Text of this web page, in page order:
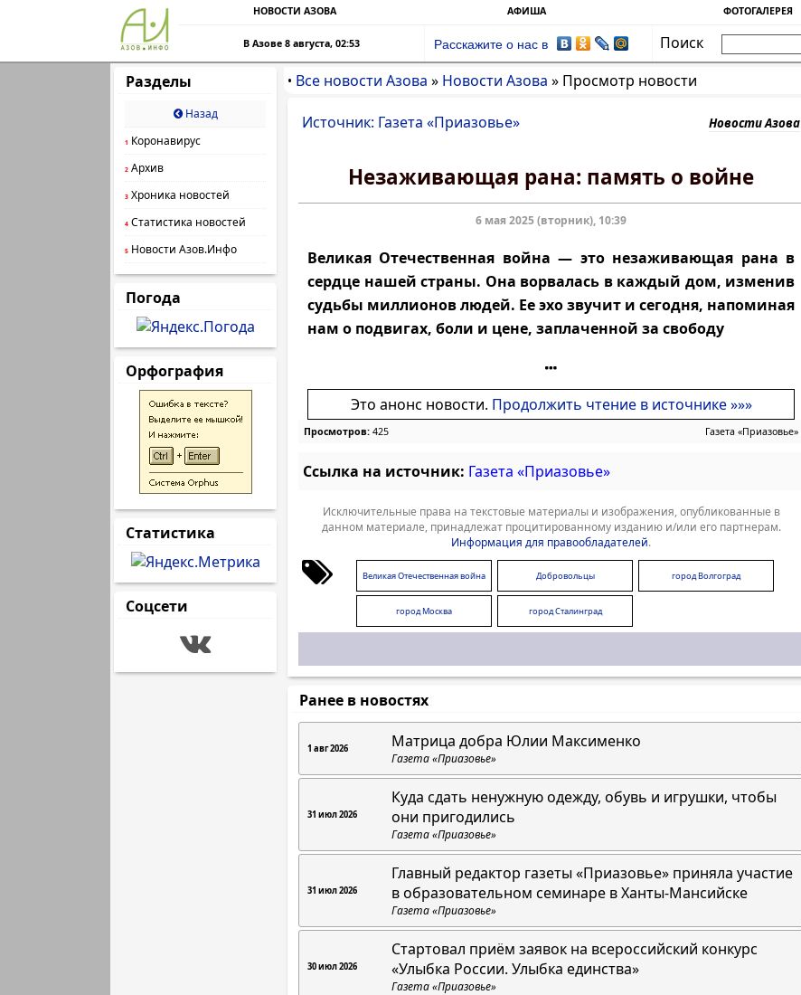
НОВОСТИ АЗОВА АФИША ФОТОГАЛЕРЕЯ
В Азове 8 августа, 02:53 Расскажите о нас в
Поиск
Разделы
Назад
1 Коронавирус
2 Архив
3 Хроника новостей
4 Статистика новостей
5 Новости Азов.Инфо
Погода
Орфография
Статистика
Соцсети
• Все новости Азова » Новости Азова » Просмотр новости
Источник: Газета «Приазовье» Новости Азова
Незаживающая рана: память о войне
6 мая 2025 (вторник), 10:39
Великая Отечественная война — это незаживающая рана в
сердце нашей страны. Она ворвалась в каждый дом, изменив
судьбы миллионов людей. Ее эхо звучит и сегодня, напоминая
нам о подвигах, боли и цене, заплаченной за свободу
Это анонс новости. Продолжить чтение в источнике »»»
Просмотров: 425 Газета «Приазовье»
Ссылка на источник: Газета «Приазовье»
Исключительные права на текстовые материалы и изображения, опубликованные в
данном материале, принадлежат процитированному изданию и/или его партнерам.
Информация для правообладателей.
Великая Отечественная война Добровольцы город Волгоград
город Москва город Сталинград
Ранее в новостях
1 авг 2026 Матрица добра Юлии Максименко
Газета «Приазовье»
31 июл 2026
Куда сдать ненужную одежду, обувь и игрушки, чтобы
они пригодились
Газета «Приазовье»
31 июл 2026
Главный редактор газеты «Приазовье» приняла участие
в образовательном семинаре в Ханты-Мансийске
Газета «Приазовье»
30 июл 2026
Стартовал приём заявок на всероссийский конкурс
«Улыбка России. Улыбка единства»
Газета «Приазовье»